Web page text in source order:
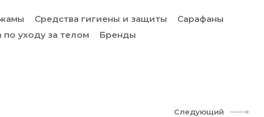
Средства гигиены и защиты
Сарафаны
по уходу за телом Бренды
Следующий